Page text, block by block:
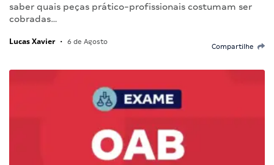
saber quais peças prático-profissionais costumam ser
cobradas…
Lucas Xavier • 6 de Agosto
Compartilhe